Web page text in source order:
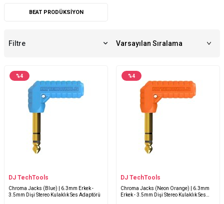
BEAT PRODÜKSIYON
Filtre
%4
DJ TechTools
Chroma Jacks (Blue) | 6.3mm Erkek -
3.5mm Dişi Stereo Kulaklık Ses Adaptörü
%4
DJ TechTools
Chroma Jacks (Neon Orange) | 6.3mm
Erkek - 3.5mm Dişi Stereo Kulaklık Ses